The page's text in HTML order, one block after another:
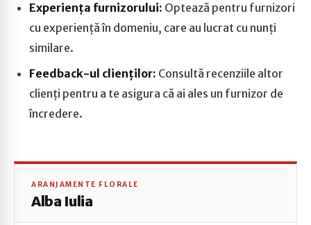
Experiența furnizorului: Optează pentru furnizori
cu experiență în domeniu, care au lucrat cu nunți
similare.
Feedback-ul clienților: Consultă recenziile altor
clienți pentru a te asigura că ai ales un furnizor de
încredere.
ARANJAMENTE FLORALE
Alba Iulia